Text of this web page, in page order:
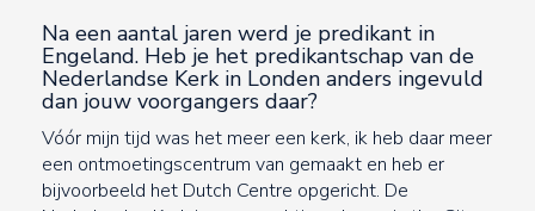
Na een aantal jaren werd je predikant in
Engeland. Heb je het predikantschap van de
Nederlandse Kerk in Londen anders ingevuld
dan jouw voorgangers daar?
Vóór mijn tijd was het meer een kerk, ik heb daar meer
een ontmoetingscentrum van gemaakt en heb er
bijvoorbeeld het Dutch Centre opgericht. De